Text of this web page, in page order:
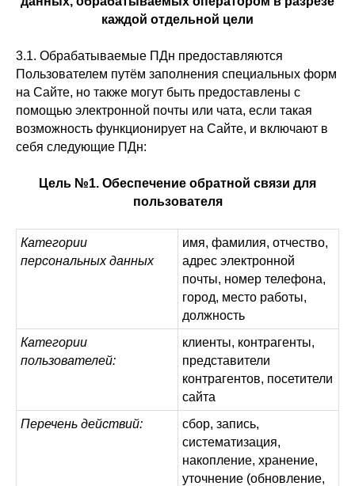
каждой отдельной цели
3.1. Обрабатываемые ПДн предоставляются
Пользователем путём заполнения специальных форм
на Сайте, но также могут быть предоставлены с
помощью электронной почты или чата, если такая
возможность функционирует на Сайте, и включают в
себя следующие ПДн:
Цель №1. Обеспечение обратной связи для
пользователя
Категории
персональных данных
имя, фамилия, отчество,
адрес электронной
почты, номер телефона,
город, место работы,
должность
Категории
пользователей:
клиенты, контрагенты,
представители
контрагентов, посетители
сайта
Перечень действий:
сбор, запись,
систематизация,
накопление, хранение,
уточнение (обновление,